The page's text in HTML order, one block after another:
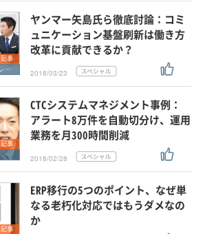
記事
モダナイゼーション・マイグレーション
ヤンマー矢島氏ら徹底討論：コミ
ュニケーション基盤刷新は働き方
改革に貢献できるか？
2018/03/23
記事
CTCシステムマネジメント事例：
アラート8万件を自動切分け、運用
業務を月300時間削減
2018/02/28
記事
ERP移行の5つのポイント、なぜ単
なる老朽化対応ではもうダメなの
か